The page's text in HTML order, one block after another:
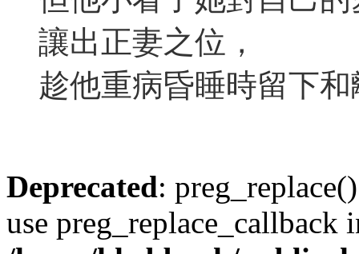
讓出正妻之位，
趁他重病昏睡時留下
Deprecated:
use preg_replace_callback